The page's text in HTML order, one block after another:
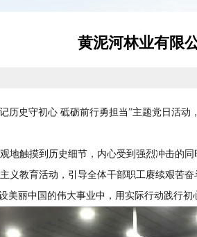
黄泥河林业有限
史守初心 砥砺前行勇担当”主题党日活动
触摸到历史细节，内心受到强烈冲击的同
教育活动，引导全体干部职工赓续艰苦奋
美丽中国的伟大事业中，用实际行动践行初